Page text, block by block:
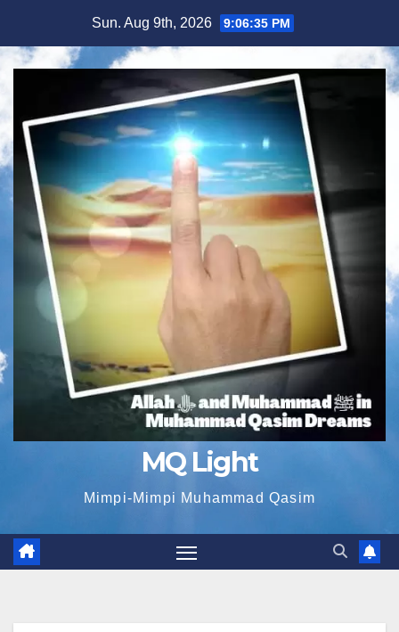
content
Sun. Aug 9th, 2026 9:06:36 PM
MQ Light
Mimpi-Mimpi Muhammad Qasim